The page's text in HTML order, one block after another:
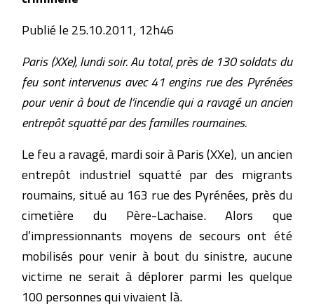
Publié le 25.10.2011, 12h46
Paris (XXe), lundi soir. Au total, près de 130 soldats du
feu sont intervenus avec 41 engins rue des Pyrénées
pour venir à bout de l’incendie qui a ravagé un ancien
entrepôt squatté par des familles roumaines.
Le feu a ravagé, mardi soir à Paris (XXe), un ancien
entrepôt industriel squatté par des migrants
roumains, situé au 163 rue des Pyrénées, près du
cimetière du Père-Lachaise. Alors que
d’impressionnants moyens de secours ont été
mobilisés pour venir à bout du sinistre, aucune
victime ne serait à déplorer parmi les quelque
100 personnes qui vivaient là.